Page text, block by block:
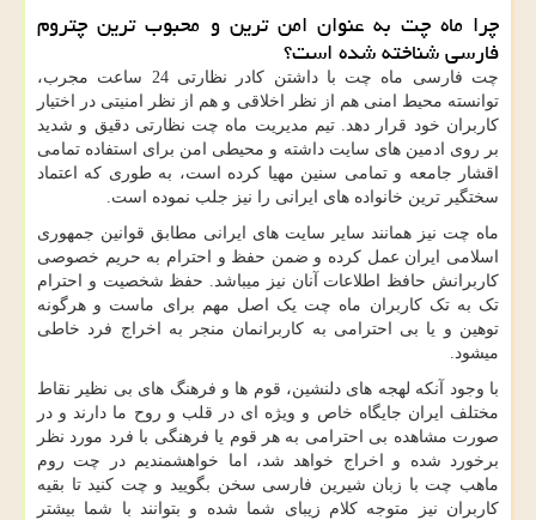
چرا ماه چت به عنوان امن ترین و محبوب ترین چتروم
فارسی شناخته شده است؟
چت فارسی ماه چت با داشتن کادر نظارتی 24 ساعت مجرب،
توانسته محیط امنی هم از نظر اخلاقی و هم از نظر امنیتی در اختیار
کاربران خود قرار دهد. تیم مدیریت ماه چت نظارتی دقیق و شدید
بر روی ادمین های سایت داشته و محیطی امن برای استفاده تمامی
اقشار جامعه و تمامی سنین مهیا کرده است، به طوری که اعتماد
سختگیر ترین خانواده های ایرانی را نیز جلب نموده است.
ماه چت نیز همانند سایر سایت های ایرانی مطابق قوانین جمهوری
اسلامی ایران عمل کرده و ضمن حفظ و احترام به حریم خصوصی
کاربرانش حافظ اطلاعات آنان نیز میباشد. حفظ شخصیت و احترام
تک به تک کاربران ماه چت یک اصل مهم برای ماست و هرگونه
توهین و یا بی احترامی به کاربرانمان منجر به اخراج فرد خاطی
میشود.
با وجود آنکه لهجه های دلنشین، قوم ها و فرهنگ های بی نظیر نقاط
مختلف ایران جایگاه خاص و ویژه ای در قلب و روح ما دارند و در
صورت مشاهده بی احترامی به هر قوم یا فرهنگی با فرد مورد نظر
برخورد شده و اخراج خواهد شد، اما خواهشمندیم در چت روم
ماهب چت با زبان شیرین فارسی سخن بگویید و چت کنید تا بقیه
کاربران نیز متوجه کلام زیبای شما شده و بتوانند با شما بیشتر